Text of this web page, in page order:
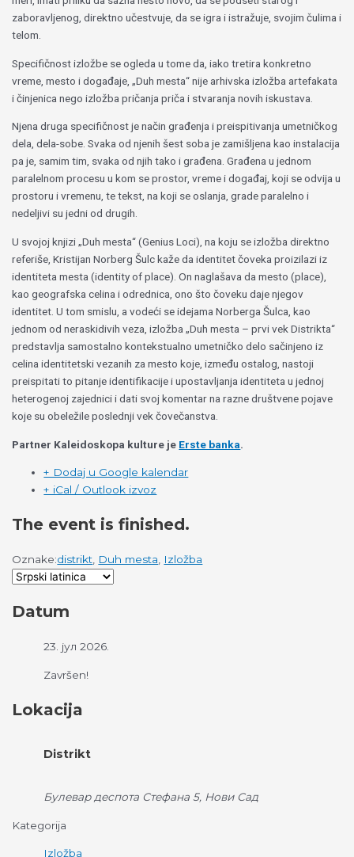
zaboravljenog, direktno učestvuje, da se igra i istražuje, svojim čulima i
telom.
Specifičnost izložbe se ogleda u tome da, iako tretira konkretno
vreme, mesto i događaje, „Duh mesta“ nije arhivska izložba artefakata
i činjenica nego izložba pričanja priča i stvaranja novih iskustava.
Njena druga specifičnost je način građenja i preispitivanja umetničkog
dela, dela-sobe. Svaka od njenih šest soba je zamišljena kao instalacija
pa je, samim tim, svaka od njih tako i građena. Građena u jednom
paralelnom procesu u kom se prostor, vreme i događaj, koji se odvija u
prostoru i vremenu, te tekst, na koji se oslanja, grade paralelno i
nedeljivi su jedni od drugih.
U svojoj knjizi „Duh mesta“ (Genius Loci), na koju se izložba direktno
referiše, Kristijan Norberg Šulc kaže da identitet čoveka proizilazi iz
identiteta mesta (identity of place). On naglašava da mesto (place),
kao geografska celina i odrednica, ono što čoveku daje njegov
identitet. U tom smislu, a vodeći se idejama Norberga Šulca, kao
jednom od neraskidivih veza, izložba „Duh mesta – prvi vek Distrikta“
predstavlja samostalno kontekstualno umetničko delo sačinjeno iz
celina identitetski vezanih za mesto koje, između ostalog, nastoji
preispitati to pitanje identifikacije i upostavljanja identiteta u jednoj
heterogenoj zajednici i dati svoj komentar na razne društvene pojave
koje su obeležile poslednji vek čovečanstva.
Partner Kaleidoskopa kulture je Erste banka.
+ Dodaj u Google kalendar
+ iCal / Outlook izvoz
The event is finished.
Oznake:distrikt, Duh mesta, Izložba
Datum
23. јул 2026.
Završen!
Lokacija
Distrikt
Булевар деспота Стефана 5, Нови Сад
Kategorija
Izložba